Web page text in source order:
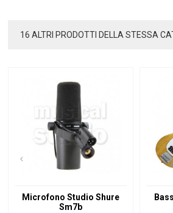
16 ALTRI PRODOTTI DELLA STESSA
Microfono Studio Shure
Sm7b